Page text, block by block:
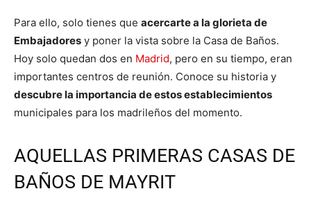
Para ello, solo tienes que acercarte a la glorieta de
Embajadores y poner la vista sobre la Casa de Baños.
Hoy solo quedan dos en Madrid, pero en su tiempo, eran
importantes centros de reunión. Conoce su historia y
descubre la importancia de estos establecimientos
municipales para los madrileños del momento.
AQUELLAS PRIMERAS CASAS DE
BAÑOS DE MAYRIT